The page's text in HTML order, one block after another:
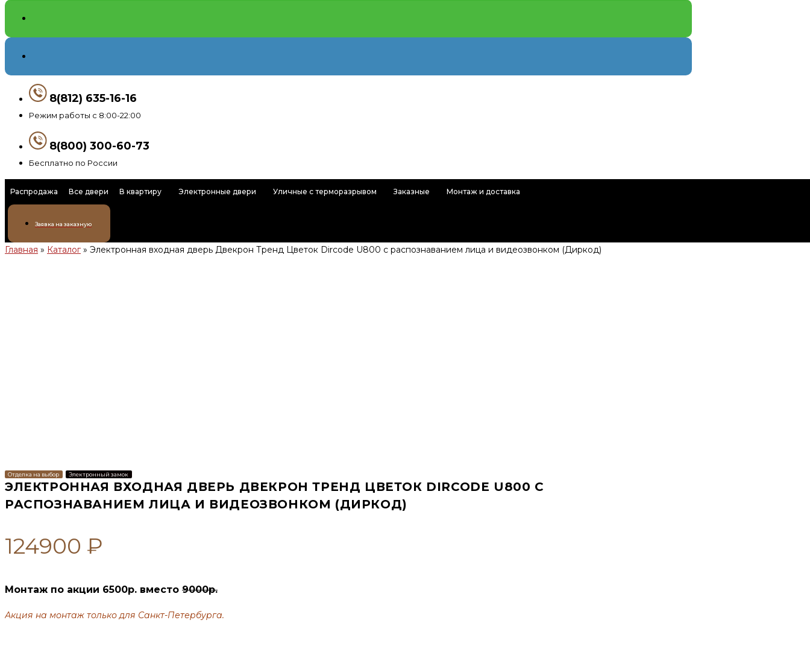
8(812) 635-16-16
Режим работы с 8:00-22:00
8(800) 300-60-73
Бесплатно по России
Распродажа Все двери В квартиру Электронные двери Уличные с терморазрывом Заказные Монтаж и доставка
Заявка на заказную
Главная » Каталог» Электронная входная дверь Двекрон Тренд Цветок Dircode U800 с распознаванием лица и видеозвонком (Диркод)
Отделка на выбор Электронный замок
ЭЛЕКТРОННАЯ ВХОДНАЯ ДВЕРЬ ДВЕКРОН ТРЕНД ЦВЕТОК DIRCODE U800 С
РАСПОЗНАВАНИЕМ ЛИЦА И ВИДЕОЗВОНКОМ (ДИРКОД)
124900 ₽
Монтаж по акции 6500р. вместо 9000р.
Акция на монтаж только для Санкт-Петербурга.